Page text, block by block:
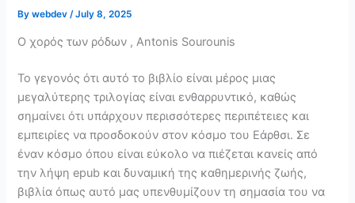
Bywebdev /July 8, 2025
Ο χορός των ρόδων , Antonis Sourounis
Το γεγονός ότι αυτό το βιβλίο είναι μέρος μιας
μεγαλύτερης τριλογίας είναι ενθαρρυντικό, καθώς
σημαίνει ότι υπάρχουν περισσότερες περιπέτειες και
εμπειρίες να προσδοκούν στον κόσμο του Εάρθσι. Σε
έναν κόσμο όπου είναι εύκολο να πιέζεται κανείς από
την λήψη epub και δυναμική της καθημερινής ζωής,
βιβλία όπως αυτό μας υπενθυμίζουν τη σημασία του να